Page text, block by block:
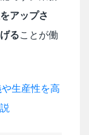
アップさ
ることが働
生産性を高